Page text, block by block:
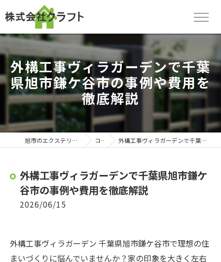
外構工事ヴィラガーデンで千葉
県旭市鎌ケ谷市の事例や費用を
徹底解説
旭市のエクステリアなら株式会社クラフト コラム 外構工事ヴィラガーデンで千葉県旭市鎌ケ谷市の事例や費用を徹底解説
外構工事ヴィラガーデンで千葉県旭市鎌ケ
谷市の事例や費用を徹底解説
2026/06/15
外構工事ヴィラガーデン 千葉県旭市鎌ケ谷市で理想の住
まいづくりに悩んでいませんか？家の印象を大きく左右